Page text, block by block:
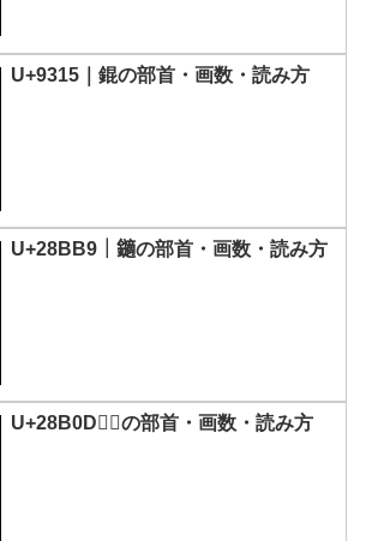
U+9315｜錕の部首・画数・読み方
U+28BB9｜𨮹の部首・画数・読み方
U+28B0D｜𨬍の部首・画数・読み方